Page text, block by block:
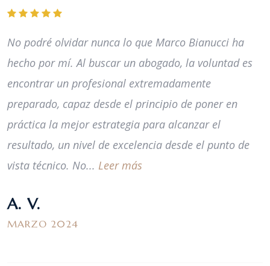
No podré olvidar nunca lo que Marco Bianucci ha
hecho por mí. Al buscar un abogado, la voluntad es
encontrar un profesional extremadamente
preparado, capaz desde el principio de poner en
práctica la mejor estrategia para alcanzar el
resultado, un nivel de excelencia desde el punto de
vista técnico. No... Leer más
A. V.
MARZO 2024